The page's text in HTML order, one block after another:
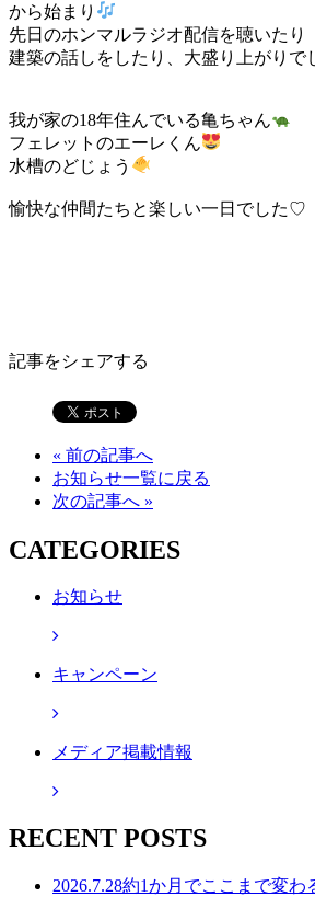
から始まり
先日のホンマルラジオ配信を聴いたり
建築の話しをしたり、大盛り上がりで
我が家の18年住んでいる亀ちゃん
フェレットのエーレくん
水槽のどじょう
愉快な仲間たちと楽しい一日でした♡
記事をシェアする
« 前の記事へ
お知らせ一覧に戻る
次の記事へ »
CATEGORIES
お知らせ
キャンペーン
メディア掲載情報
RECENT POSTS
2026.7.28約1か月でここまで変わ